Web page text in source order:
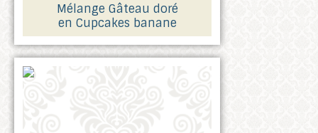
Mélange Gâteau doré
en Cupcakes banane